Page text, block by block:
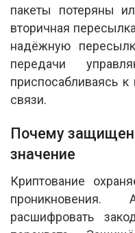
пакеты потеряны
вторичная
надёжную
передачи
приспосабливаясь к
связи.
Почему
значение
Криптование
расшифровать